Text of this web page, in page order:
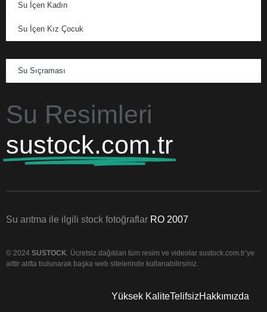
Su İçen Kadın
Su İçen Kız Çocuk
Su Sıçraması
Su Resimleri
sustock.com.tr
Su arıtma ile ilgili stock fotoğraflar RO 2007
© 2024 SUSTOCK . Ücretsiz dağıtılan tüm resim ve videolar sustock.com.tr’ye
aittir atıfta bulunarak başka web sitelerinde kullanabilirsiniz.
Yüksek KaliteTelifsizHakkımızda